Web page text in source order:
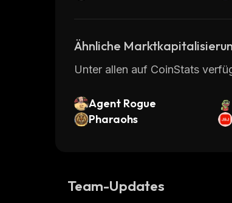
Ähnliche
Unter allen auf CoinStats
Agent Rogue
Pharaohs
Team-Updates